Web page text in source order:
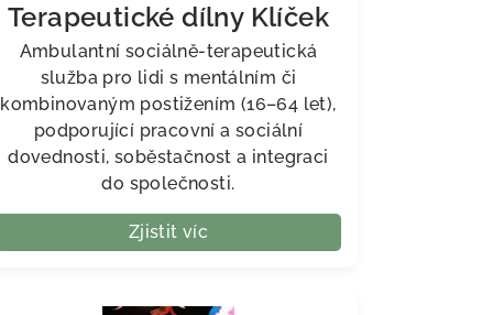
Terapeutické dílny Klíček
Ambulantní sociálně-terapeutická
služba pro lidi s mentálním či
kombinovaným postižením (16–64 let),
podporující pracovní a sociální
dovednosti, soběstačnost a integraci
do společnosti.
Zjistit víc